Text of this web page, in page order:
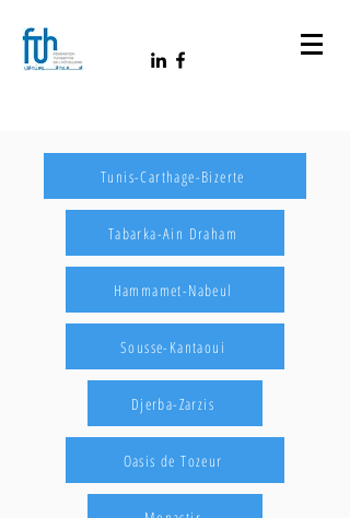
Tunis-Carthage-Bizerte
Tabarka-Ain Draham
Hammamet-Nabeul
Sousse-Kantaoui
Djerba-Zarzis
Oasis de Tozeur